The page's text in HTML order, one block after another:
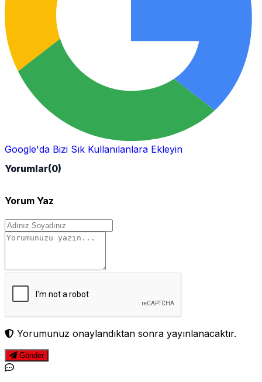
Google'da Bizi Sık Kullanılanlara Ekleyin
Yorumlar(0)
Yorum Yaz
Yorumunuz onaylandıktan sonra yayınlanacaktır.
Gönder